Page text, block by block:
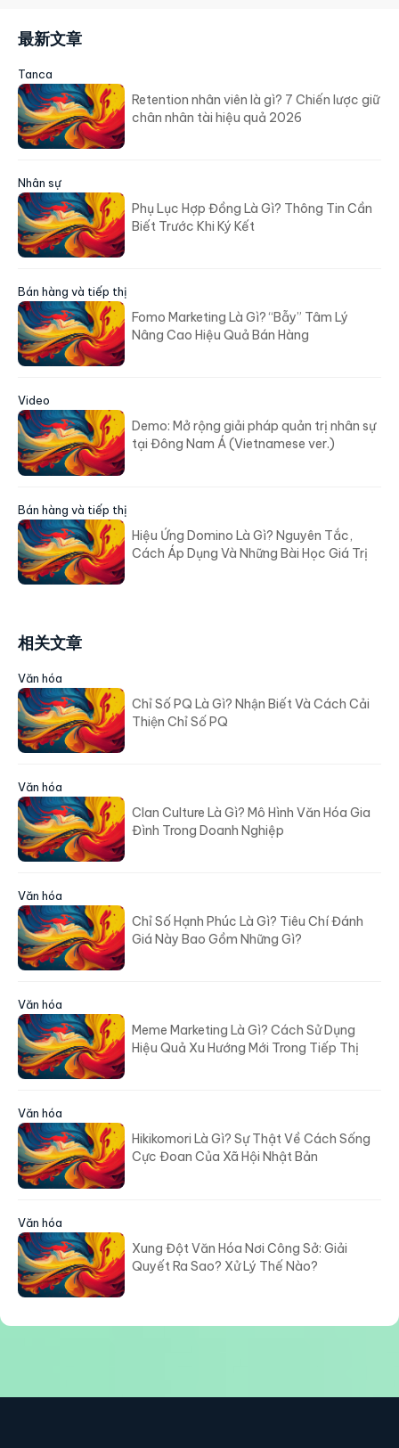
最新文章
Tanca
Retention nhân viên là gì? 7 Chiến lược giữ
chân nhân tài hiệu quả 2026
Nhân sự
Phụ Lục Hợp Đồng Là Gì? Thông Tin Cần
Biết Trước Khi Ký Kết
Bán hàng và tiếp thị
Fomo Marketing Là Gì? “Bẫy” Tâm Lý
Nâng Cao Hiệu Quả Bán Hàng
Video
Demo: Mở rộng giải pháp quản trị nhân sự
tại Đông Nam Á (Vietnamese ver.)
Bán hàng và tiếp thị
Hiệu Ứng Domino Là Gì? Nguyên Tắc,
Cách Áp Dụng Và Những Bài Học Giá Trị
相关文章
Văn hóa
Chỉ Số PQ Là Gì? Nhận Biết Và Cách Cải
Thiện Chỉ Số PQ
Văn hóa
Clan Culture Là Gì? Mô Hình Văn Hóa Gia
Đình Trong Doanh Nghiệp
Văn hóa
Chỉ Số Hạnh Phúc Là Gì? Tiêu Chí Đánh
Giá Này Bao Gồm Những Gì?
Văn hóa
Meme Marketing Là Gì? Cách Sử Dụng
Hiệu Quả Xu Hướng Mới Trong Tiếp Thị
Văn hóa
Hikikomori Là Gì? Sự Thật Về Cách Sống
Cực Đoan Của Xã Hội Nhật Bản
Văn hóa
Xung Đột Văn Hóa Nơi Công Sở: Giải
Quyết Ra Sao? Xử Lý Thế Nào?